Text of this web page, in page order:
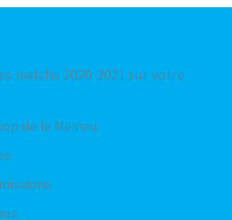
matchs 2020-2021 sur votre
de la Meinau